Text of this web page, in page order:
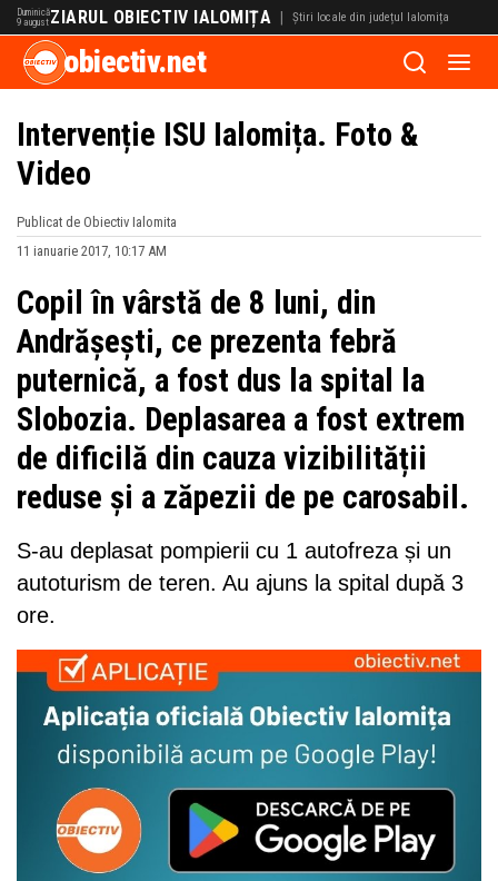
Duminică
9 august ZIARUL OBIECTIV IALOMIȚA | Știri locale din județul Ialomița
obiectiv.net
Intervenție ISU Ialomița. Foto &
Video
Publicat de Obiectiv Ialomita
11 ianuarie 2017, 10:17 AM
Copil în vârstă de 8 luni, din
Andrășești, ce prezenta febră
puternică, a fost dus la spital la
Slobozia. Deplasarea a fost extrem
de dificilă din cauza vizibilității
reduse și a zăpezii de pe carosabil.
S-au deplasat pompierii cu 1 autofreza și un
autoturism de teren. Au ajuns la spital după 3
ore.